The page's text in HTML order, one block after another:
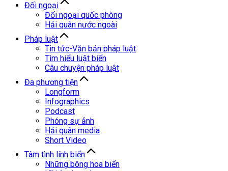
Đối ngoại
Đối ngoại quốc phòng
Hải quân nước ngoài
Pháp luật
Tin tức-Văn bản pháp luật
Tìm hiểu luật biển
Câu chuyện pháp luật
Đa phương tiện
Longform
Infographics
Podcast
Phóng sự ảnh
Hải quân media
Short Video
Tâm tình lính biển
Những bông hoa biển